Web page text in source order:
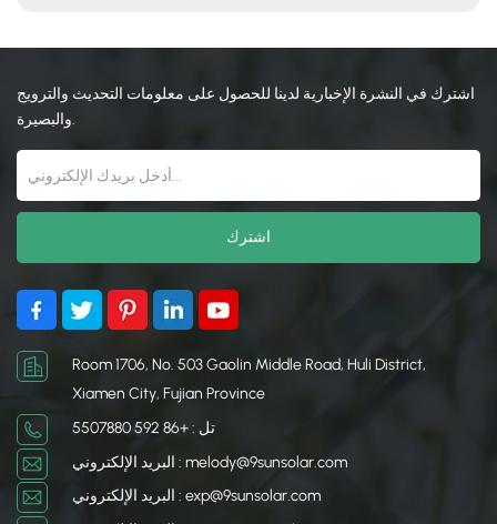
اشترك في النشرة الإخبارية لدينا للحصول على معلومات التحديث والترويج
والبصيرة.
Room 1706, No. 503 Gaolin Middle Road, Huli District,
Xiamen City, Fujian Province
تل : +86 592 5507880
البريد الإلكتروني : melody@9sunsolar.com
البريد الإلكتروني : exp@9sunsolar.com